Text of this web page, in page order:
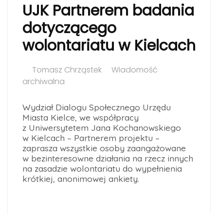
UJK Partnerem badania
dotyczącego
wolontariatu w Kielcach
Tomasz Chrząstek
Wiadomość
archiwalna
Wydział Dialogu Społecznego Urzędu
Miasta Kielce, we współpracy
z Uniwersytetem Jana Kochanowskiego
w Kielcach – Partnerem projektu –
zaprasza wszystkie osoby zaangażowane
w bezinteresowne działania na rzecz innych
na zasadzie wolontariatu do wypełnienia
krótkiej, anonimowej ankiety.